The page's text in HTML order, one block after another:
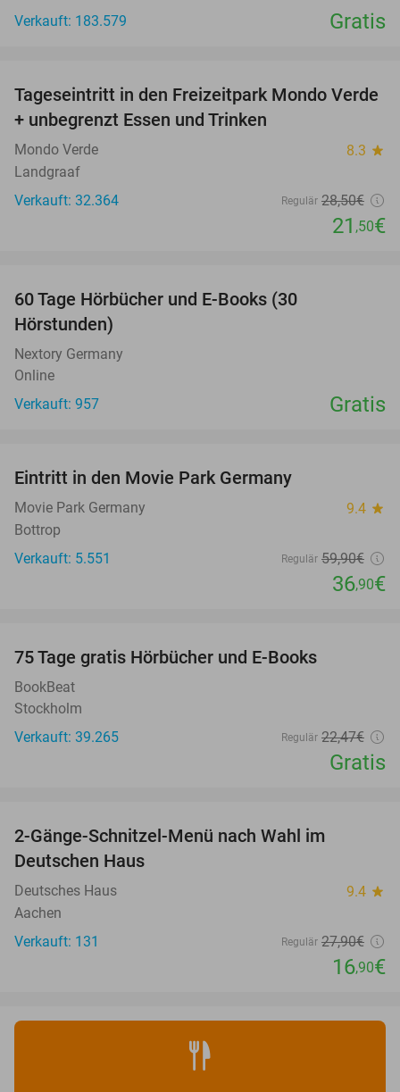
Verkauft: 183.579
Gratis
25%
Tageseintritt in den Freizeitpark Mondo Verde
+ unbegrenzt Essen und Trinken
Mondo Verde 8.3 star
Landgraaf
Verkauft: 32.364
Regulär 28,50€
21 ,50€
60 Tage Hörbücher und E-Books (30
Hörstunden)
Nextory Germany
Online
Verkauft: 957
Gratis
Eintritt in den Movie Park Germany
Movie Park Germany 9.4 star
Bottrop
Verkauft: 5.551
Regulär 59,90€
36,90€
75 Tage gratis Hörbücher und E-Books
BookBeat
Stockholm
Verkauft: 39.265
Regulär 22,47€
Gratis
2-Gänge-Schnitzel-Menü nach Wahl im
Deutschen Haus
Deutsches Haus 9.4 star
Aachen
Verkauft: 131
Regulär 27,90€
16,90€